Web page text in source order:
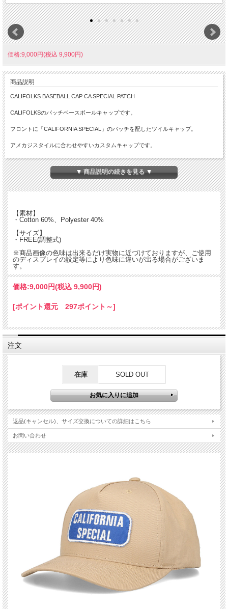
価格:9,000円(税込 9,900円)
商品説明
CALIFOLKS BASEBALL CAP CA SPECIAL PATCH
CALIFOLKSのパッチベースボールキャップです。
フロントに「CALIFORNIA SPECIAL」のパッチを配したツイルキャップ。
アメカジスタイルに合わせやすいカスタムキャップです。
カラーはブラック、ネイビー、ベージュ、グレーの4色展開です。
▼ 商品説明の続きを見る ▼
【素材】
・Cotton 60%、Polyester 40%
【サイズ】
・FREE(調整式)
※商品画像の色味は出来るだけ実物に近づけておりますが、ご使用
のディスプレイの設定等により色味に違いが出る場合がございま
す。
価格:9,000円(税込 9,900円)
[ポイント還元 297ポイント～]
注文
在庫 SOLD OUT
返品(キャンセル)、サイズ交換についての詳細はこちら
お問い合わせ